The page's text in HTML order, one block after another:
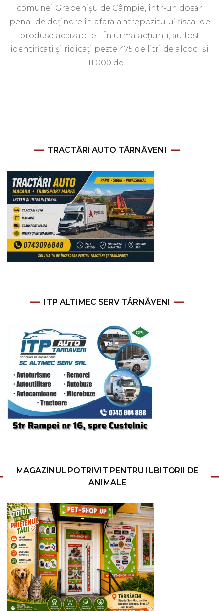
comunei Grebenişu de Câmpie, într-un dosar
penal de deţinere în afara antrepozitului fiscal de
produse accizabile. În urma acţiunii, au fost
identificaţi şi ridicaţi peste 475 de litri de alcool şi
11.000 de …
TRACTĂRI AUTO TÂRNĂVENI
ITP ALTIMEC SERV TÂRNĂVENI
MAGAZINUL POTRIVIT PENTRU IUBITORII DE
ANIMALE